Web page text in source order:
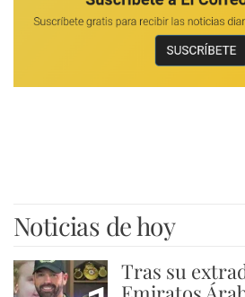
Noticias de hoy
Tras su